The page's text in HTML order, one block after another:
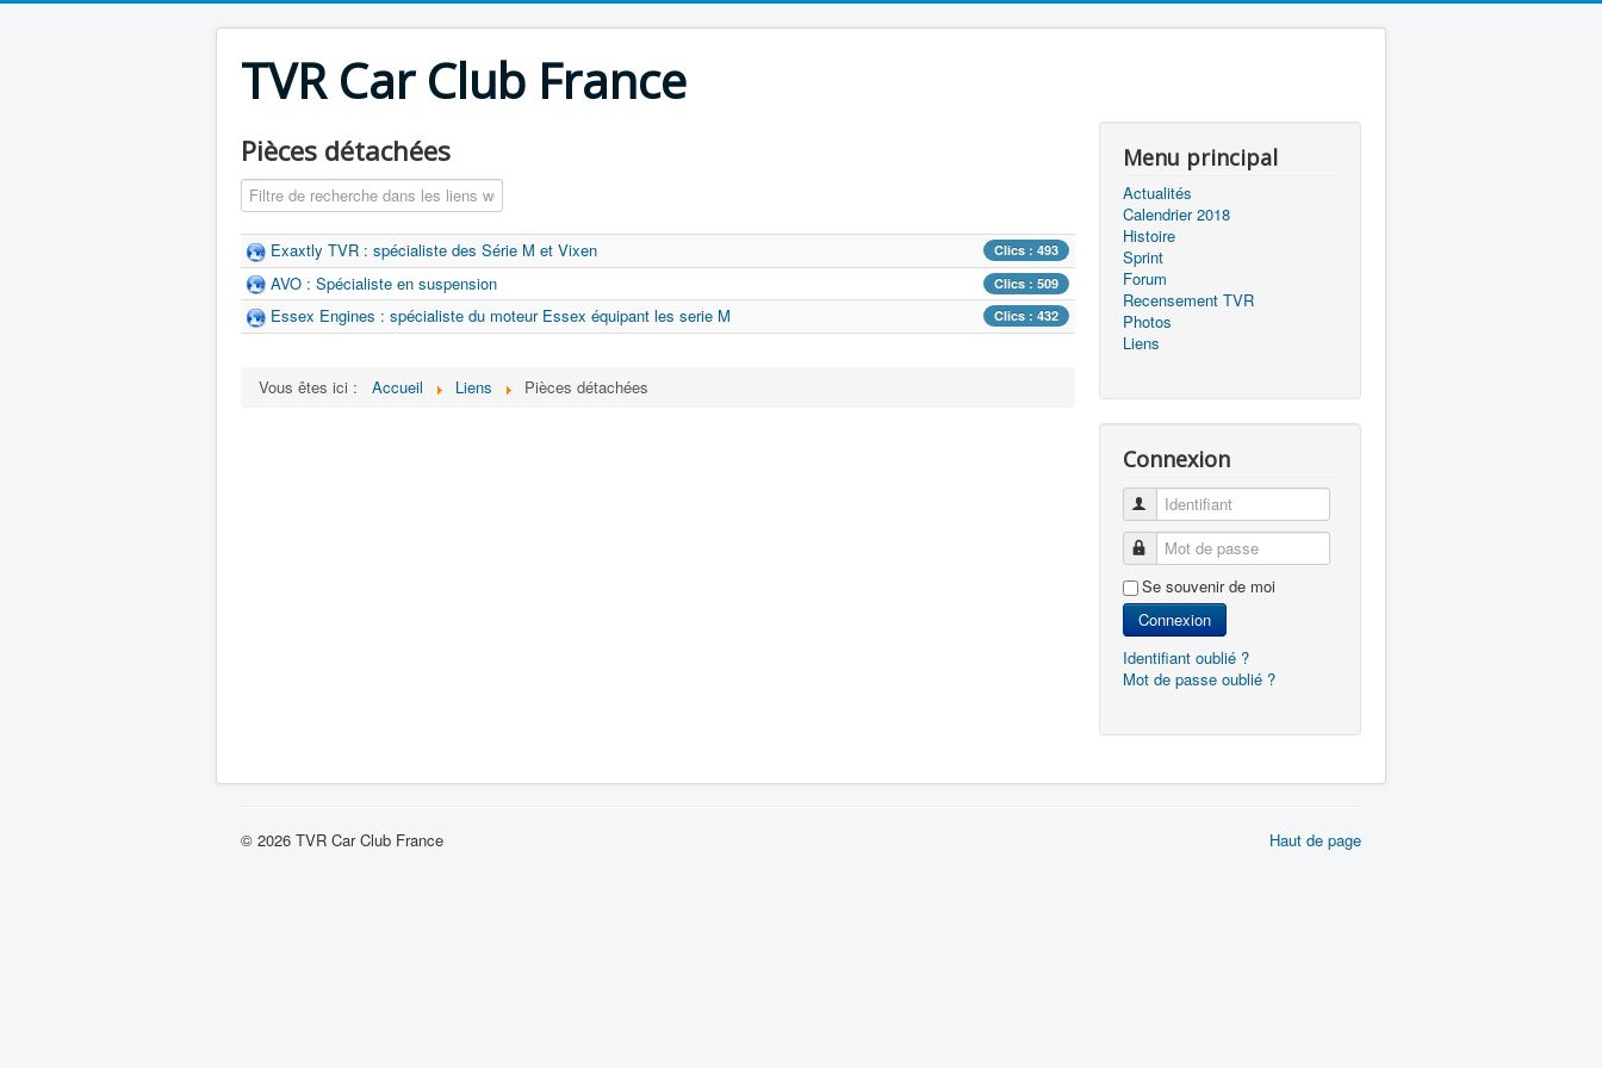
TVR Car Club France
Pièces détachées
Champ de filtre
Clics : 493
Exaxtly TVR : spécialiste des Série M et Vixen
Clics : 509
AVO : Spécialiste en suspension
Clics : 432
Essex Engines : spécialiste du moteur Essex équipant les serie M
Vous êtes ici : Accueil Liens Pièces détachées
Menu principal
Actualités
Calendrier 2018
Histoire
Sprint
Forum
Recensement TVR
Photos
Liens
Connexion
Identifiant
Mot de passe
Se souvenir de moi
Connexion
Identifiant oublié ?
Mot de passe oublié ?
Haut de page
© 2026 TVR Car Club France